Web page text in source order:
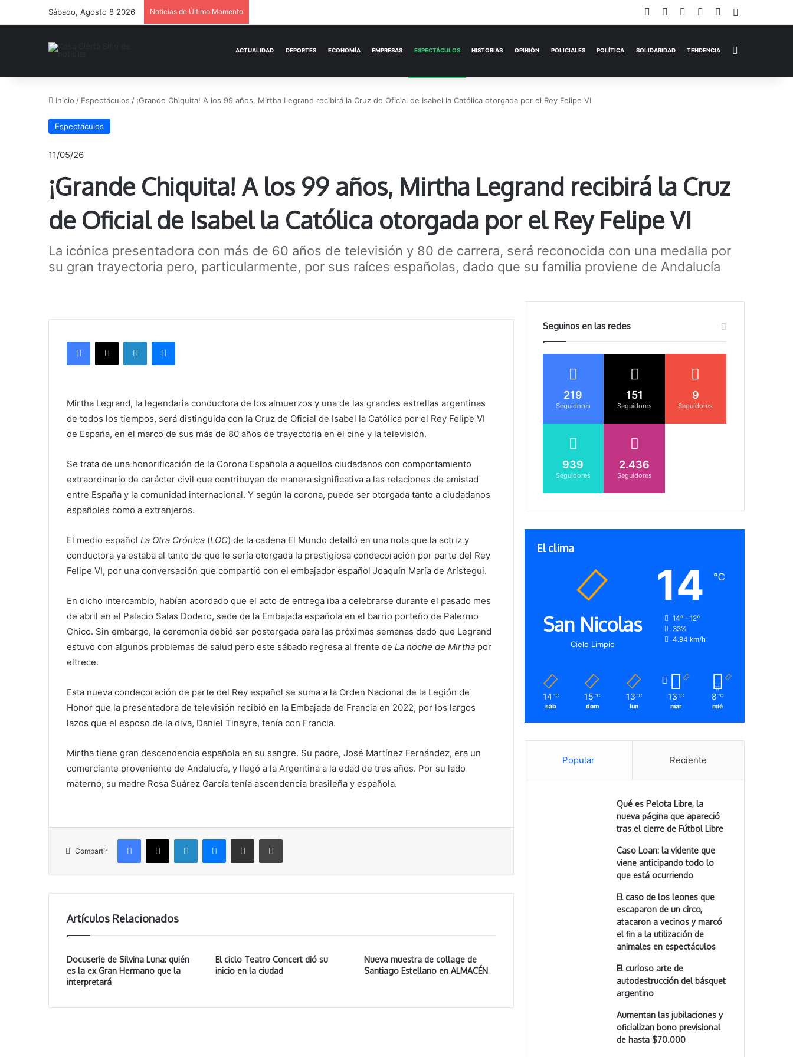
Sábado, Agosto 8 2026 Noticias de Último Momento Facebook YouTubeInstagram
TikTok
Inicio / Espectáculos / ¡Grande Chiquita! A los 99 años, Mirtha Legrand recibirá la Cruz de Oficial de Isabel la Católica otorgada por el Rey Felipe VI
Espectáculos
11/05/26
¡Grande Chiquita! A los 99 años, Mirtha Legrand recibirá la Cruz
de Oficial de Isabel la Católica otorgada por el Rey Felipe VI
La icónica presentadora con más de 60 años de televisión y 80 de carrera, será reconocida con una medalla por
su gran trayectoria pero, particularmente, por sus raíces españolas, dado que su familia proviene de Andalucía
X LinkedIn
Mirtha Legrand, la legendaria conductora de los almuerzos y una de las grandes estrellas argentinas
de todos los tiempos, será distinguida con la Cruz de Oficial de Isabel la Católica por el Rey Felipe VI
de España, en el marco de sus más de 80 años de trayectoria en el cine y la televisión.
Se trata de una honorificación de la Corona Española a aquellos ciudadanos con comportamiento
extraordinario de carácter civil que contribuyen de manera significativa a las relaciones de amistad
entre España y la comunidad internacional. Y según la corona, puede ser otorgada tanto a ciudadanos
españoles como a extranjeros.
El medio españolLa Otra Crónica (LOC) de la cadena El Mundo detalló en una nota que la actriz y
conductora ya estaba al tanto de que le sería otorgada la prestigiosa condecoración por parte del Rey
Felipe VI, por una conversación que compartió con el embajador español Joaquín María de Arístegui.
En dicho intercambio, habían acordado que el acto de entrega iba a celebrarse durante el pasado mes
de abril en el Palacio Salas Dodero, sede de la Embajada española en el barrio porteño de Palermo
Chico. Sin embargo, la ceremonia debió ser postergada para las próximas semanas dado que Legrand
estuvo con algunos problemas de salud pero este sábado regresa al frente deLa noche de Mirtha por
eltrece.
Esta nueva condecoración de parte del Rey español se suma a la Orden Nacional de la Legión de
Honor que la presentadora de televisión recibió en la Embajada de Francia en 2022, por los largos
lazos que el esposo de la diva, Daniel Tinayre, tenía con Francia.
Mirtha tiene gran descendencia española en su sangre. Su padre, José Martínez Fernández, era un
comerciante proveniente de Andalucía, y llegó a la Argentina a la edad de tres años. Por su lado
materno, su madre Rosa Suárez García tenía ascendencia brasileña y española.
Compartir
X LinkedIn Compartir vía correo electrónico
Artículos Relacionados
Docuserie de Silvina Luna: quién
es la ex Gran Hermano que la
interpretará
El ciclo Teatro Concert dió su
inicio en la ciudad
Nueva muestra de collage de
Santiago Estellano en ALMACÉN
Seguinos en las redes
219
Seguidores
151
Seguidores
9
Seguidores
939
Seguidores
2.436
Seguidores
El clima
San Nicolas
Cielo Limpio
14 ℃
14º - 12º
33%
4.94 km/h
14 ℃
sáb
15 ℃
dom
13 ℃
lun
13 ℃
mar
8 ℃
mié
Popular Reciente
Qué es Pelota Libre, la
nueva página que apareció
tras el cierre de Fútbol Libre
Caso Loan: la vidente que
viene anticipando todo lo
que está ocurriendo
El caso de los leones que
escaparon de un circo,
atacaron a vecinos y marcó
el fin a la utilización de
animales en espectáculos
El curioso arte de
autodestrucción del básquet
argentino
Aumentan las jubilaciones y
oficializan bono previsional
de hasta $70.000